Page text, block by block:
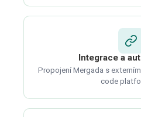
Integrace a
Propojení Mergada s
code